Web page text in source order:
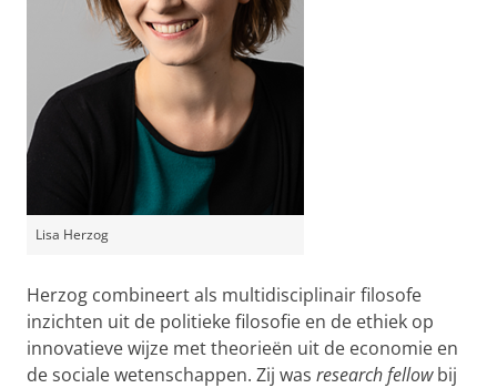
Lisa Herzog
Herzog combineert als multidisciplinair filosofe
inzichten uit de politieke filosofie en de ethiek op
innovatieve wijze met theorieën uit de economie en
de sociale wetenschappen. Zij was research fellowbij